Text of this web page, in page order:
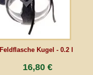
Feldflasche Kugel - 0.2 l
16,80 €